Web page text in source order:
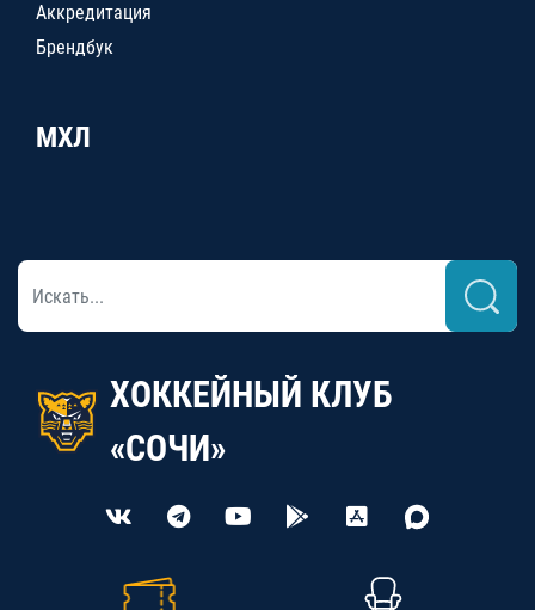
Аккредитация
Брендбук
МХЛ
ХОККЕЙНЫЙ КЛУБ
«СОЧИ»